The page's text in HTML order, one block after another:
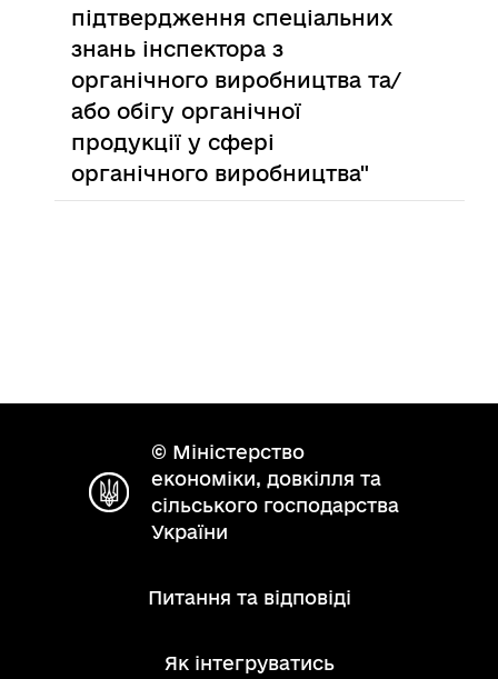
підтвердження спеціальних
знань інспектора з
органічного виробництва та/
або обігу органічної
продукції у сфері
органічного виробництва"
© Міністерство
економіки, довкілля та
сільського господарства
України
Питання та відповіді
Як інтегруватись